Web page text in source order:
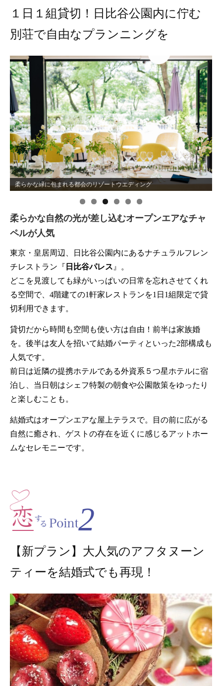
１日１組貸切！日比谷公園内に佇む
別荘で自由なプランニングを
柔らかな緑に包まれる都会のリゾートウエディング
柔らかな自然の光が差し込むオープンエアなチャ
ペルが人気
東京・皇居周辺、日比谷公園内にあるナチュラルフレン
チレストラン『 日比谷パレス 』。
どこを見渡しても緑がいっぱいの日常を忘れさせてくれ
る空間で、4階建ての1軒家レストランを1日1組限定で貸
切利用できます。
貸切だから時間も空間も使い方は自由！前半は家族婚
を。後半は友人を招いて結婚パーティといった2部構成も
人気です。
前日は近隣の提携ホテルである外資系５つ星ホテルに宿
泊し、当日朝はシェフ特製の朝食や公園散策をゆったり
と楽しむことも。
結婚式はオープンエアな屋上テラスで。目の前に広がる
自然に癒され、ゲストの存在を近くに感じるアットホー
ムなセレモニーです。
2
【新プラン】大人気のアフタヌーン
ティーを結婚式でも再現！